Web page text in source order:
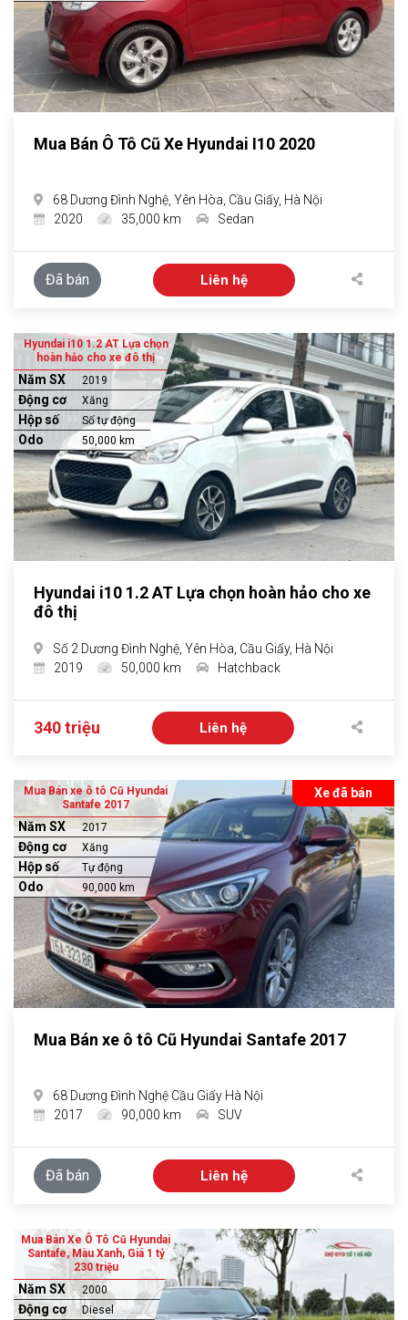
Mua Bán Ô Tô Cũ Xe Hyundai I10 2020
68 Dương Đình Nghệ, Yên Hòa, Cầu Giấy, Hà Nội
2020
35,000 km Sedan
Đã bán Liên hệ
Hyundai i10 1.2 AT Lựa chọn
hoàn hảo cho xe đô thị
Năm SX 2019
Động cơ Xăng
Hộp số Số tự động
Odo 50,000 km
Hyundai i10 1.2 AT Lựa chọn hoàn hảo cho xe
đô thị
Số 2 Dương Đình Nghệ, Yên Hòa, Cầu Giấy, Hà Nội
2019
50,000 km Hatchback
340 triệu Liên hệ
Xe đã bán
Mua Bán xe ô tô Cũ Hyundai
Santafe 2017
Năm SX 2017
Động cơ Xăng
Hộp số Tự động
Odo 90,000 km
Mua Bán xe ô tô Cũ Hyundai Santafe 2017
68 Dương Đình Nghệ Cầu Giấy Hà Nội
2017
90,000 km SUV
Đã bán Liên hệ
Mua Bán Xe Ô Tô Cũ Hyundai
Santafe, Màu Xanh, Giá 1 tỷ
230 triệu
Năm SX 2000
Động cơ Diesel